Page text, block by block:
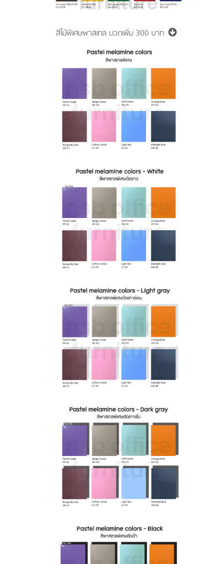
สีไม้พิเศษพาสเทล บวกเพิ่ม 300 บาท